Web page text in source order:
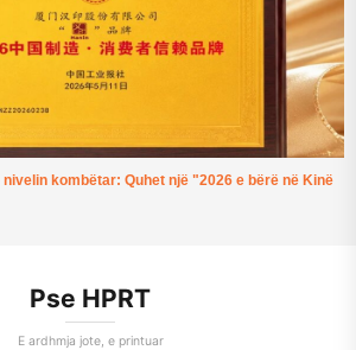
kombëtar: Quhet një "2026 e bërë në Kinë
Pse HPRT
E ardhmja jote, e printuar